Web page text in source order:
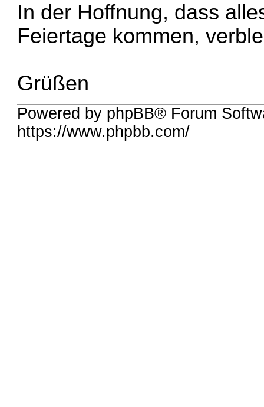
In der Hoffnung, dass
Feiertage kommen,
Grüßen
Powered by phpBB® Forum
https://www.phpbb.com/